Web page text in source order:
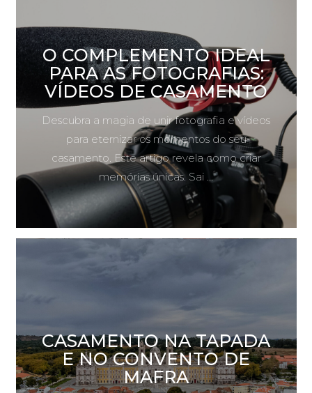
O COMPLEMENTO IDEAL
PARA AS FOTOGRAFIAS:
VÍDEOS DE CASAMENTO
Descubra a magia de unir fotografia e vídeos
para eternizar os momentos do seu
casamento. Este artigo revela como criar
memórias únicas. Sai ...
CASAMENTO NA TAPADA
E NO CONVENTO DE
MAFRA